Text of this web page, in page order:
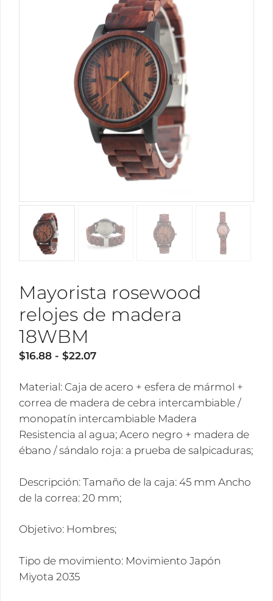
Mayorista rosewood
relojes de madera
18WBM
$16.88 - $22.07Rango
precios:
desde
$16.88
hasta
$22.07
Material: Caja de acero + esfera de mármol +
correa de madera de cebra intercambiable /
monopatín intercambiable Madera
Resistencia al agua; Acero negro + madera de
ébano / sándalo roja: a prueba de salpicaduras;
Descripción: Tamaño de la caja: 45 mm Ancho
de la correa: 20 mm;
Objetivo: Hombres;
Tipo de movimiento: Movimiento Japón
Miyota 2035